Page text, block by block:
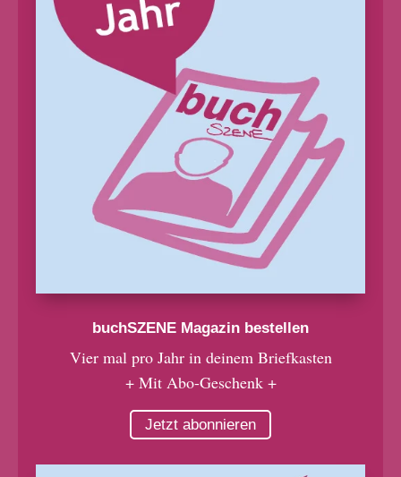
buchSZENE Magazin bestellen
Vier mal pro Jahr in deinem Briefkasten
+ Mit Abo-Geschenk +
Jetzt abonnieren